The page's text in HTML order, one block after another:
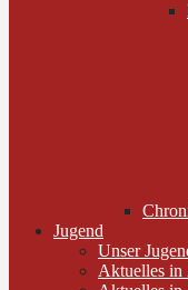
Jugend
Unser
Aktuelles in